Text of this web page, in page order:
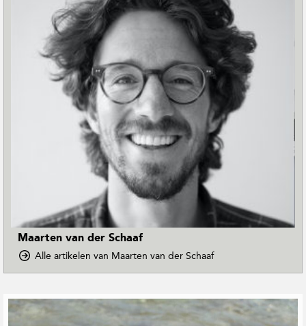
Maarten van der Schaaf
Alle artikelen van Maarten van der Schaafo
G
e